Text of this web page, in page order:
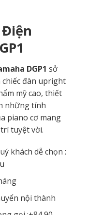
DGP1 sở
đàn upright
mỹ cao, thiết
những tính
piano cơ mang
tuyệt vời.
khách dễ chọn :
nội thành